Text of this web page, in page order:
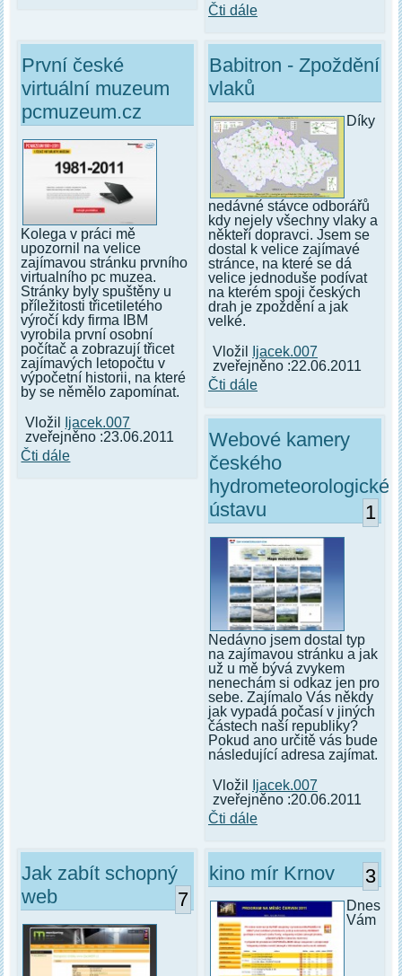
Čti dále
První české
virtuální muzeum
pcmuzeum.cz
Kolega v práci mě
upozornil na velice
zajímavou stránku prvního
virtualního pc muzea.
Stránky byly spuštěny u
příležitosti třicetiletého
výročí kdy firma IBM
vyrobila první osobní
počítač a zobrazují třicet
zajímavých letopočtu v
výpočetní historii, na které
by se němělo zapomínat.
Vložil
Ijacek.007
zveřejněno :23.06.2011
Čti dále
Babitron - Zpoždění
vlaků
Díky
nedávné stávce odborářů
kdy nejely všechny vlaky a
někteří dopravci. Jsem se
dostal k velice zajímavé
stránce, na které se dá
velice jednoduše podívat
na kterém spoji českých
drah je zpoždění a jak
velké.
Vložil
Ijacek.007
zveřejněno :22.06.2011
Čti dále
Webové kamery
českého
ústavu
1
Nedávno jsem dostal typ
na zajímavou stránku a jak
už u mě bývá zvykem
nenechám si odkaz jen pro
sebe. Zajímalo Vás někdy
jak vypadá počasí v jiných
částech naší republiky?
Pokud ano určitě vás bude
následující adresa zajímat.
Vložil
Ijacek.007
zveřejněno :20.06.2011
Čti dále
Jak zabít schopný
web
7
kino mír Krnov 3
Dnes
Vám